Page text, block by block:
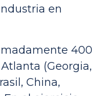
en
400
(Georgia,
China,